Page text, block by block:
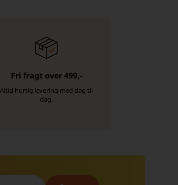
Fri fragt over 499,-
Altid hurtig levering med dag til
dag.